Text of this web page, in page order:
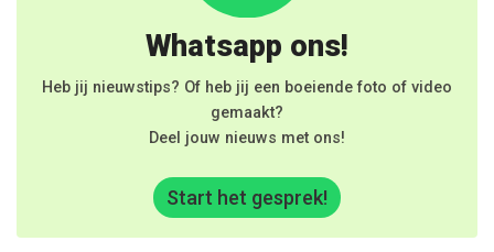
Whatsapp ons!
Heb jij nieuwstips? Of heb jij een boeiende foto of video
gemaakt?
Deel jouw nieuws met ons!
Start het gesprek!